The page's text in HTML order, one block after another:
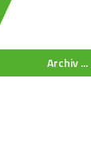
Archiv ...